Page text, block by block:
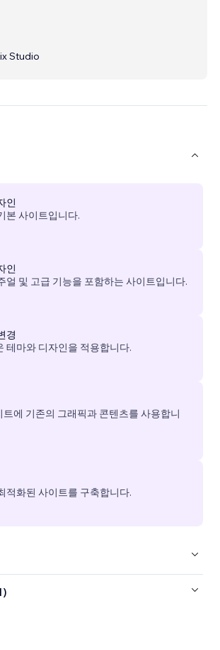
Studio
인
본 사이트입니다.
인
얼 및 고급 기능을 포함하는 사이트입니다.
경
테마와 디자인을 적용합니다.
에 기존의 그래픽과 콘텐츠를 사용합니
적화된 사이트를 구축합니다.